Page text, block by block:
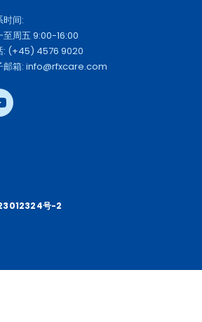
时间:
至周五 9:00-16:00
: (+45) 4576 9020
邮箱: info@rfxcare.com
号-2